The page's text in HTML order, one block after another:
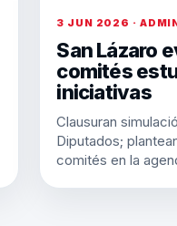
3 JUN 2026 ·
San Lázaro
comités
iniciativas
Clausuran
Diputados;
comités en la